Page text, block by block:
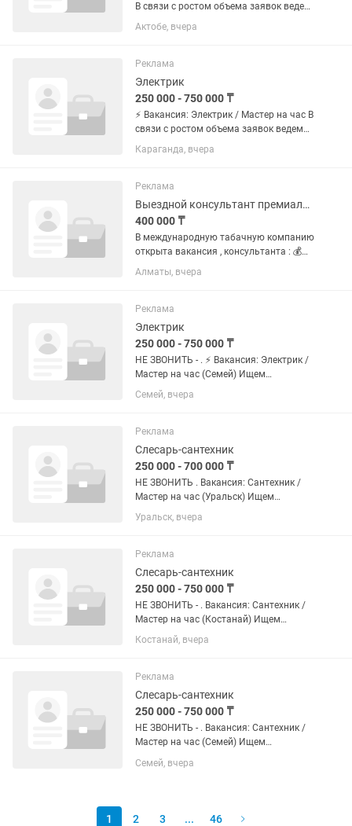
В связи с ростом объема заявок ведем
набор мастеров на постоянную
занятость. График: Полная занятость /
Актобе, вчера
Реклама
Электрик
250 000 - 750 000 ₸
⚡ Вакансия: Электрик / Мастер на час В
связи с ростом объема заявок ведем
набор мастеров на постоянную
занятость. График: Полная занятость /
Караганда, вчера
Реклама
Выездной консультант премиального продукта
400 000 ₸
В международную табачную компанию
открыта вакансия , консультанта : 💰
ЗП: оклад 240 000 + бонусы (в среднем
400 000) 📍 Формат: 50% — офис 50% —
Презентовать...
Алматы, вчера
Реклама
Электрик
250 000 - 750 000 ₸
НЕ ЗВОНИТЬ - . ⚡ Вакансия: Электрик /
Мастер на час (Семей) Ищем
дисциплинированных профессионалов
для долгосрочного сотрудничества.
(строго по...
Семей, вчера
Реклама
Слесарь-сантехник
250 000 - 700 000 ₸
НЕ ЗВОНИТЬ . Вакансия: Сантехник /
Мастер на час (Уральск) Ищем
дисциплинированных профессионалов
для долгосрочного сотрудничества.
(строго по согласованию). Формат...
Уральск, вчера
Реклама
Слесарь-сантехник
250 000 - 750 000 ₸
НЕ ЗВОНИТЬ - . Вакансия: Сантехник /
Мастер на час (Костанай) Ищем
дисциплинированных профессионалов
для долгосрочного сотрудничества.
(строго по...
Костанай, вчера
Реклама
Слесарь-сантехник
250 000 - 750 000 ₸
НЕ ЗВОНИТЬ - . Вакансия: Сантехник /
Мастер на час (Семей) Ищем
дисциплинированных профессионалов
для долгосрочного сотрудничества.
Семей, вчера
1 2 3 ... 46